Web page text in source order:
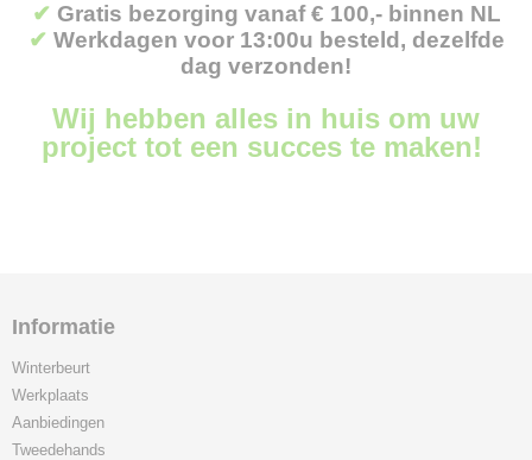
✔ Gratis bezorging vanaf € 100,- binnen NL
✔ Werkdagen voor 13:00u besteld, dezelfde
dag verzonden!
Wij hebben alles in huis om uw
project tot een succes te maken!
Informatie
Winterbeurt
Werkplaats
Aanbiedingen
Tweedehands